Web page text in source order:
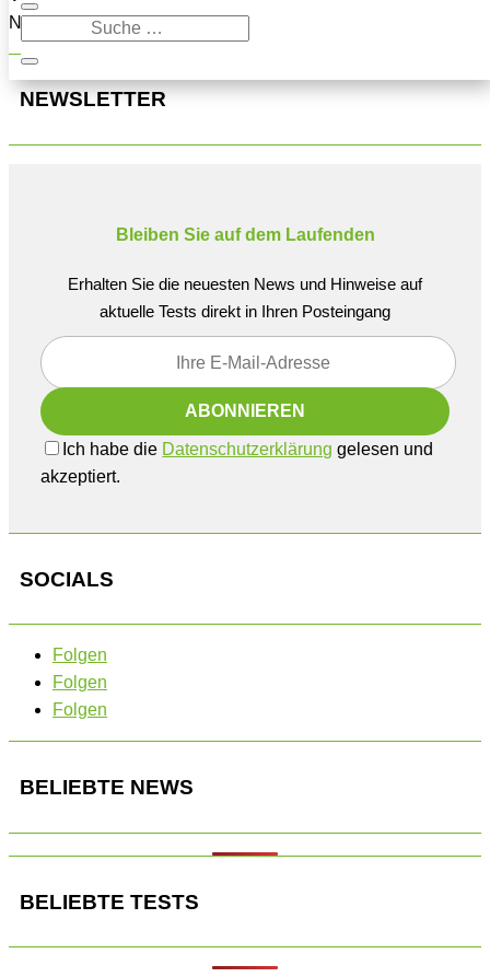
Navigation oben, um den Beitrag zu finden.
NEWSLETTER
Bleiben Sie auf dem Laufenden
Erhalten Sie die neuesten News und Hinweise auf
aktuelle Tests direkt in Ihren Posteingang
Ich habe die Datenschutzerklärung gelesen und
akzeptiert.
SOCIALS
Folgen
Folgen
Folgen
BELIEBTE NEWS
BELIEBTE TESTS